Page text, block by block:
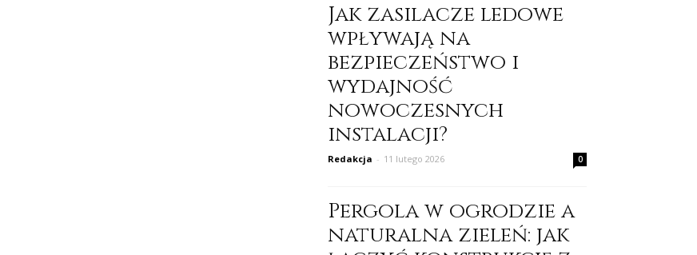
Jak zasilacze ledowe
wpływają na
bezpieczeństwo i
wydajność
nowoczesnych
instalacji?
Redakcja - 11 lutego 2026 0
Pergola w ogrodzie a
naturalna zieleń: jak